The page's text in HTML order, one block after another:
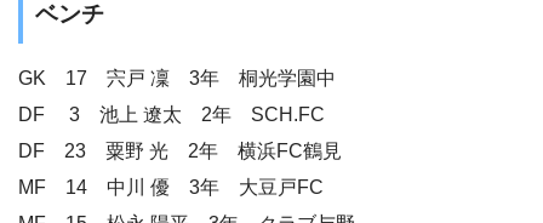
ベンチ
GK 17 宍戸 凜 3年 桐光学園中
DF 3 池上 遼太 2年 SCH.FC
DF 23 粟野 光 2年 横浜FC鶴見
MF 14 中川 優 3年 大豆戸FC